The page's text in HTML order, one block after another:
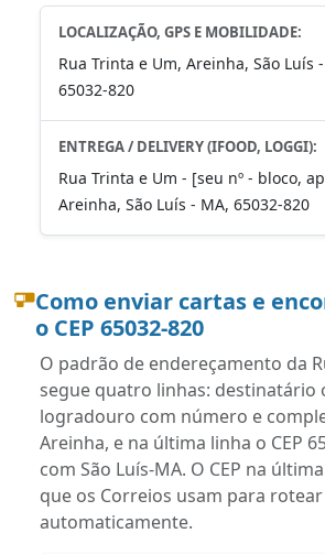
LOCALIZAÇÃO, GPS E MOBILIDADE:
Rua Trinta e Um, Areinha, São Luís
65032-820
ENTREGA / DELIVERY (IFOOD, LOGGI):
Rua Trinta e Um - [seu nº - bloco,
Areinha, São Luís - MA, 65032-820
Como enviar cartas e
o CEP 65032-820
O padrão de endereçamento da
segue quatro linhas: destinatário
logradouro com número e
Areinha, e na última linha o CEP
com São Luís-MA. O CEP na
que os Correios usam para
automaticamente.